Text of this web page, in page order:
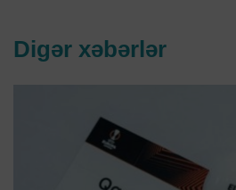
Digər xəbərlər